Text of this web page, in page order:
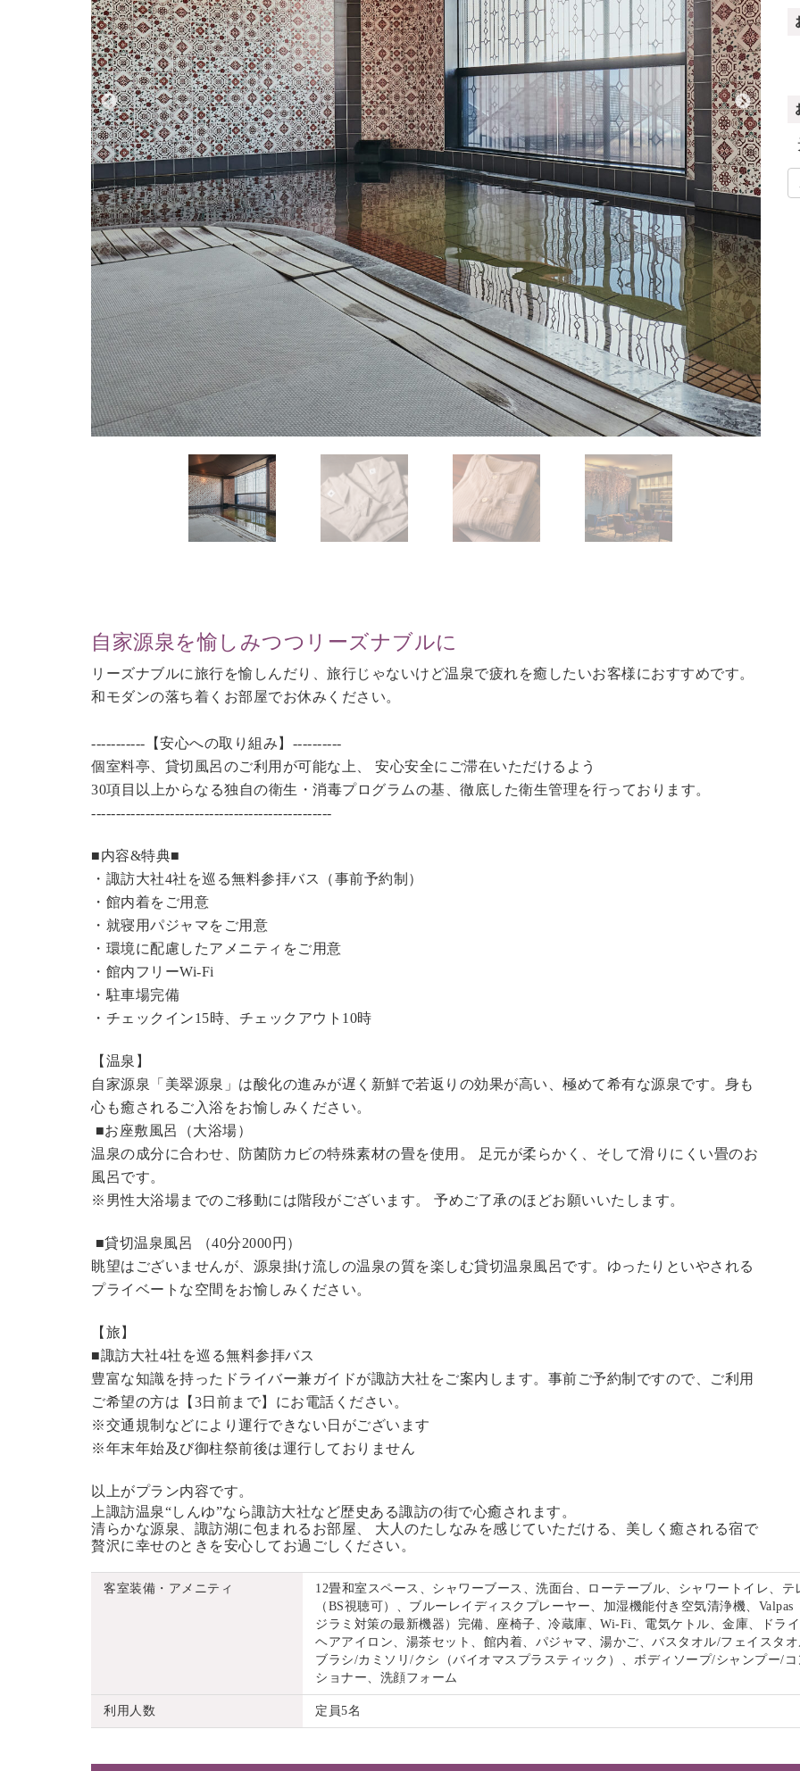
自家源泉を愉しみつつリーズナブルに
リーズナブルに旅行を愉しんだり、旅行じゃないけど温泉で疲れを癒したいお客様におすすめです。
和モダンの落ち着くお部屋でお休みください。
-----------【安心への取り組み】----------
個室料亭、貸切風呂のご利用が可能な上、 安心安全にご滞在いただけるよう
30項目以上からなる独自の衛生・消毒プログラムの基、徹底した衛生管理を行っております。
-------------------------------------------------
■内容&特典■
・諏訪大社4社を巡る無料参拝バス（事前予約制）
・館内着をご用意
・就寝用パジャマをご用意
・環境に配慮したアメニティをご用意
・館内フリーWi-Fi
・駐車場完備
・チェックイン15時、チェックアウト10時
【温泉】
自家源泉「美翠源泉」は酸化の進みが遅く新鮮で若返りの効果が高い、極めて希有な源泉です。身も
心も癒されるご入浴をお愉しみください。
■お座敷風呂（大浴場）
温泉の成分に合わせ、防菌防カビの特殊素材の畳を使用。 足元が柔らかく、そして滑りにくい畳のお
風呂です。
※男性大浴場までのご移動には階段がございます。 予めご了承のほどお願いいたします。
■貸切温泉風呂 （40分2000円）
眺望はございませんが、源泉掛け流しの温泉の質を楽しむ貸切温泉風呂です。ゆったりといやされる
プライベートな空間をお愉しみください。
【旅】
■諏訪大社4社を巡る無料参拝バス
豊富な知識を持ったドライバー兼ガイドが諏訪大社をご案内します。 事前ご予約制ですので、ご利用
ご希望の方は【3日前まで】にお電話ください。
※交通規制などにより運行できない日がございます
※年末年始及び御柱祭前後は運行しておりません
以上がプラン内容です。
上諏訪温泉“しんゆ”なら諏訪大社など歴史ある諏訪の街で心癒されます。
清らかな源泉、諏訪湖に包まれるお部屋、 大人のたしなみを感じていただける、美しく癒される宿で
贅沢に幸せのときを安心してお過ごしください。
客室装備・アメニティ
12畳和室スペース、シャワーブース、洗面台、ローテーブル、シャワートイレ、テ
（BS視聴可）、ブルーレイディスクプレーヤー、加湿機能付き空気清浄機、Valpas
ジラミ対策の最新機器）完備、座椅子、冷蔵庫、Wi-Fi、電気ケトル、金庫、ドラ
ヘアアイロン、湯茶セット、館内着、パジャマ、湯かご、バスタオル/フェイスタ
ブラシ/カミソリ/クシ（バイオマスプラスティック）、ボディソープ/シャンプー/
ショナー、洗顔フォーム
利用人数 定員5名